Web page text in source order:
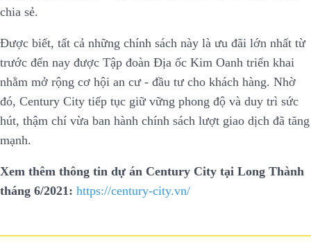
chia sẻ.
Được biết, tất cả những chính sách này là ưu đãi lớn nhất từ
trước đến nay được Tập đoàn Địa ốc Kim Oanh triển khai
nhằm mở rộng cơ hội an cư - đầu tư cho khách hàng. Nhờ
đó, Century City tiếp tục giữ vững phong độ và duy trì sức
hút, thậm chí vừa ban hành chính sách lượt giao dịch đã tăng
mạnh.
Xem thêm thông tin dự án Century City tại Long Thành
tháng 6/2021: https://century-city.vn/